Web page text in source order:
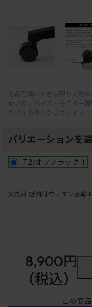
商品写真はできる限り実物
使いのデバイス・モニター
が異なる場合がございます。
バリエーションを
T2/オフブラックＴ
交換用 抵抗付ウレタン双輪
8,900円
（税込）
この商